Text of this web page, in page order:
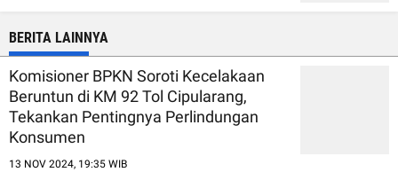
BERITA LAINNYA
Komisioner BPKN Soroti Kecelakaan
Beruntun di KM 92 Tol Cipularang,
Tekankan Pentingnya Perlindungan
Konsumen
13 NOV 2024, 19:35 WIB